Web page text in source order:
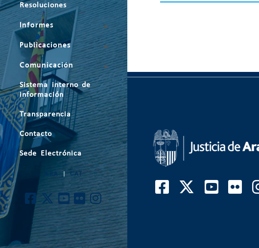
Resoluciones
Informes
Publicaciones
Comunicación
Sistema interno de
información
Transparencia
Contacto
Sede Electrónica
|CAT